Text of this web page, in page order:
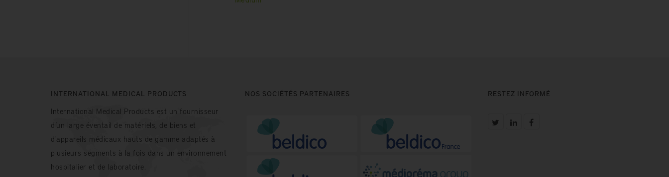
INTERNATIONAL MEDICAL PRODUCTS
International Medical Products est un fournisseur
d’un large éventail de matériels, de biens et
d'appareils médicaux hauts de gamme adaptés à
plusieurs segments à la fois dans un environnement
hospitalier et de laboratoire.
NOS SOCIÉTÉS PARTENAIRES RESTEZ INFORMÉ